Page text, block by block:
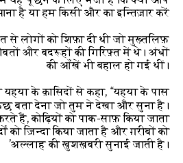
है या हम किसी और का इन्तिज़ार करें?”
से लोगों को शिफ़ा दी थी जो मुख़्तलिफ़
और बदरूहों की गिरिफ़्त में थे। अंधों
की आँखें भी बहाल हो गई थीं।
के क़ासिदों से कहा, “यहया के पास
बता देना जो तुम ने देखा और सुना है।
हैं, कोढ़ियों को पाक-साफ़ किया जाता
को ज़िन्दा किया जाता है और ग़रीबों को
अल्लाह की ख़ुशख़बरी सुनाई जाती है।’